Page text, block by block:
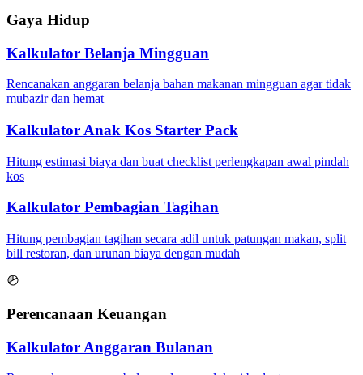
Gaya Hidup
Kalkulator Belanja Mingguan
Rencanakan anggaran belanja bahan makanan mingguan agar tidak
mubazir dan hemat
Kalkulator Anak Kos Starter Pack
Hitung estimasi biaya dan buat checklist perlengkapan awal pindah
kos
Kalkulator Pembagian Tagihan
Hitung pembagian tagihan secara adil untuk patungan makan, split
bill restoran, dan urunan biaya dengan mudah
Perencanaan Keuangan
Kalkulator Anggaran Bulanan